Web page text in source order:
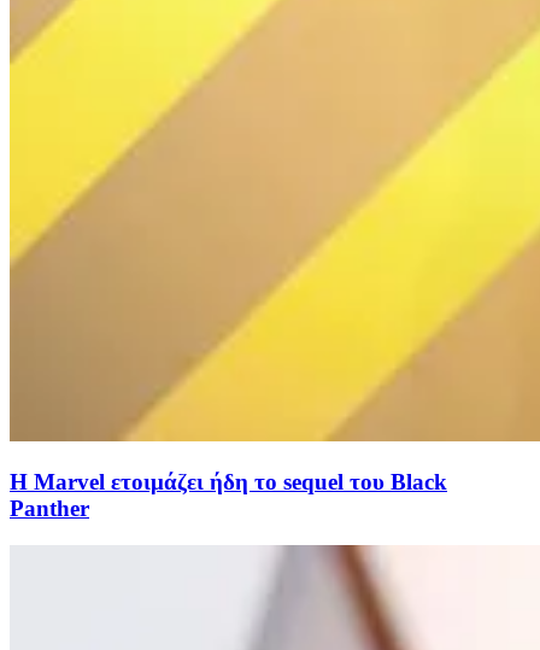
Η Marvel ετοιμάζει ήδη το sequel του Black
Panther